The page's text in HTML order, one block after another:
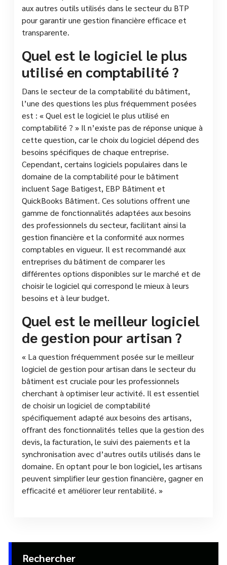
aux autres outils utilisés dans le secteur du BTP
pour garantir une gestion financière efficace et
transparente.
Quel est le logiciel le plus
utilisé en comptabilité ?
Dans le secteur de la comptabilité du bâtiment,
l’une des questions les plus fréquemment posées
est : « Quel est le logiciel le plus utilisé en
comptabilité ? » Il n’existe pas de réponse unique à
cette question, car le choix du logiciel dépend des
besoins spécifiques de chaque entreprise.
Cependant, certains logiciels populaires dans le
domaine de la comptabilité pour le bâtiment
incluent Sage Batigest, EBP Bâtiment et
QuickBooks Bâtiment. Ces solutions offrent une
gamme de fonctionnalités adaptées aux besoins
des professionnels du secteur, facilitant ainsi la
gestion financière et la conformité aux normes
comptables en vigueur. Il est recommandé aux
entreprises du bâtiment de comparer les
différentes options disponibles sur le marché et de
choisir le logiciel qui correspond le mieux à leurs
besoins et à leur budget.
Quel est le meilleur logiciel
de gestion pour artisan ?
« La question fréquemment posée sur le meilleur
logiciel de gestion pour artisan dans le secteur du
bâtiment est cruciale pour les professionnels
cherchant à optimiser leur activité. Il est essentiel
de choisir un logiciel de comptabilité
spécifiquement adapté aux besoins des artisans,
offrant des fonctionnalités telles que la gestion des
devis, la facturation, le suivi des paiements et la
synchronisation avec d’autres outils utilisés dans le
domaine. En optant pour le bon logiciel, les artisans
peuvent simplifier leur gestion financière, gagner en
efficacité et améliorer leur rentabilité. »
Rechercher